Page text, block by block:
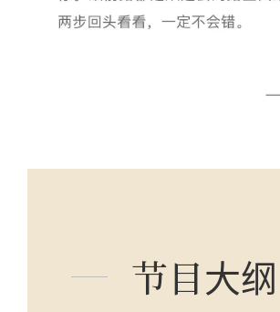
节目大纲